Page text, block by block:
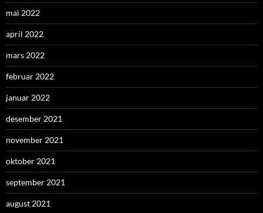
mai 2022
april 2022
mars 2022
februar 2022
januar 2022
desember 2021
november 2021
oktober 2021
september 2021
august 2021